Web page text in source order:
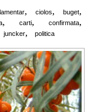
, ciolos, buget,
, carti, confirmata,
juncker, politica